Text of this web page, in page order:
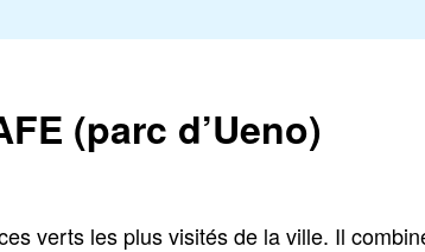
(parc d’Ueno)
verts les plus visités de la ville. Il